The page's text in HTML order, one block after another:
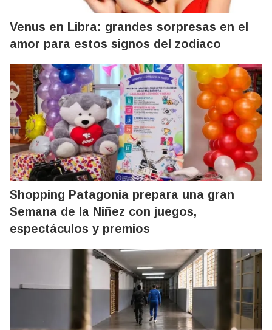
Venus en Libra: grandes sorpresas en el
amor para estos signos del zodiaco
Shopping Patagonia prepara una gran
Semana de la Niñez con juegos,
espectáculos y premios